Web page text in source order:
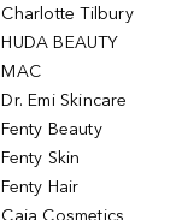
Charlotte Tilbury
HUDA BEAUTY
MAC
Dr. Emi Skincare
Fenty Beauty
Fenty Skin
Fenty Hair
Caia Cosmetics